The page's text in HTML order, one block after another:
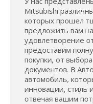
Mitsubishi
которых прошел
предложить вам
удовлетворение
предоставим
покупки, от
документов. В
автомобиль,
инновации, стиль
отвечая вашим